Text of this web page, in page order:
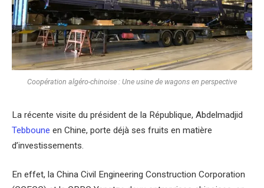
Coopération algéro-chinoise : Une usine de wagons en perspective
La récente visite du président de la République, Abdelmadjid
Tebboune en Chine, porte déjà ses fruits en matière
d’investissements.
En effet, la China Civil Engineering Construction Corporation